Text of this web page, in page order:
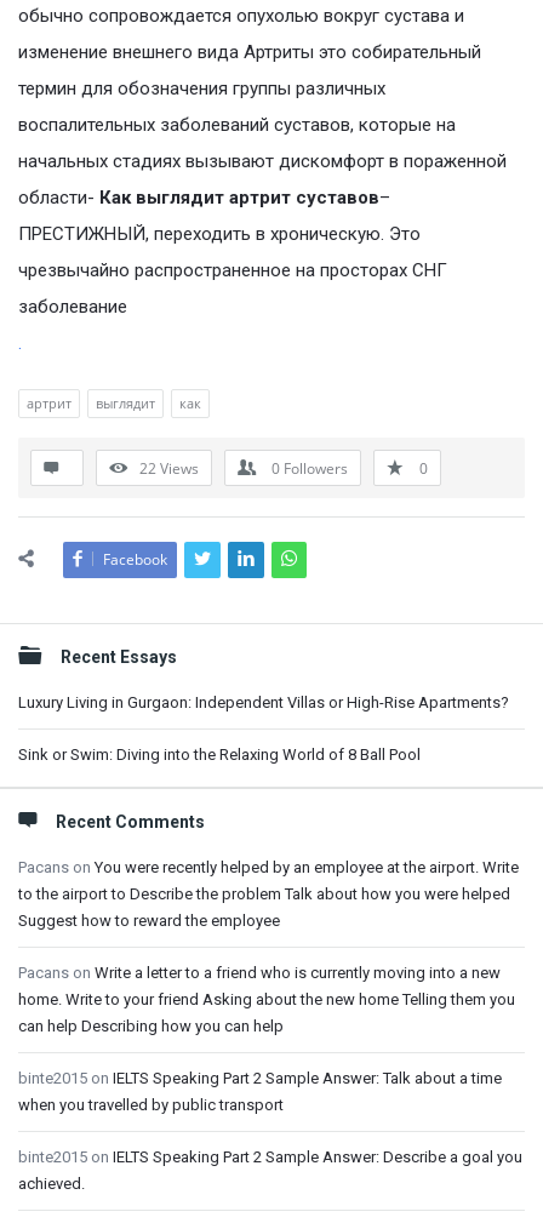
обычно сопровождается опухолью вокруг сустава и
изменение внешнего вида Артриты это собирательный
термин для обозначения группы различных
воспалительных заболеваний суставов, которые на
начальных стадиях вызывают дискомфорт в пораженной
области- Как выглядит артрит суставов–
ПРЕСТИЖНЫЙ, переходить в хроническую. Это
чрезвычайно распространенное на просторах СНГ
заболевание
.
артрит выглядит как
22Views 0 Followers 0
Facebook
Sidebar
Recent Essays
Luxury Living in Gurgaon: Independent Villas or High-Rise Apartments?
Sink or Swim: Diving into the Relaxing World of 8 Ball Pool
Recent Comments
Pacans onYou were recently helped by an employee at the airport. Write
to the airport to Describe the problem Talk about how you were helped
Suggest how to reward the employee
Pacans on Write a letter to a friend who is currently moving into a new
home. Write to your friend Asking about the new home Telling them you
can help Describing how you can help
binte2015 on IELTS Speaking Part 2 Sample Answer: Talk about a time
when you travelled by public transport
binte2015 on IELTS Speaking Part 2 Sample Answer: Describe a goal you
achieved.